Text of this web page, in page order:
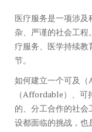
医疗服务是一项涉及
杂、严谨的社会工程
疗服务、医学持续教
节。
如何建立一个可及（
（Affordable）、
的、分工合作的社
设都面临的挑战，也